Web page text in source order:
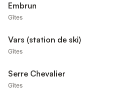
Embrun
Gîtes
Vars (station de ski)
Gîtes
Serre Chevalier
Gîtes